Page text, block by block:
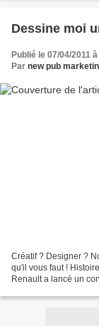
Dessine moi
Publié le 07/04/2011
Par new pub
Créatif ? Designer ?
qu'il vous faut !
Renault a lancé un